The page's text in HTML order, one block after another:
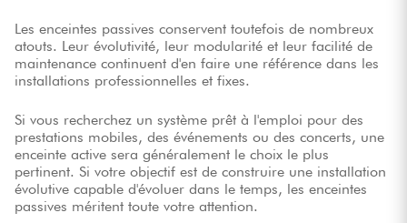
Les enceintes passives conservent toutefois de nombreux
atouts. Leur évolutivité, leur modularité et leur facilité de
maintenance continuent d'en faire une référence dans les
installations professionnelles et fixes.
Si vous recherchez un système prêt à l'emploi pour des
prestations mobiles, des événements ou des concerts, une
enceinte active sera généralement le choix le plus
pertinent. Si votre objectif est de construire une installation
évolutive capable d'évoluer dans le temps, les enceintes
passives méritent toute votre attention.